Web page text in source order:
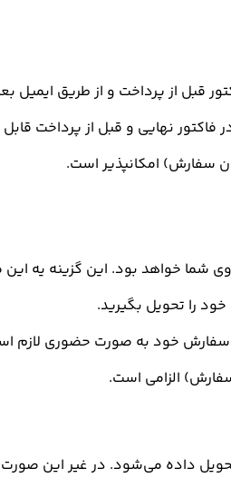
قبل از پرداخت و از طریق ایمیل
فاکتور نهایی و قبل از پرداخت
سفارش) امکانپذیر است.
خواهد بود. این گزینه یه
را تحویل بگیرید.
خود به صورت حضوری لازم
الزامی است.
یا ماهکس تحویل داده می‌شود. در